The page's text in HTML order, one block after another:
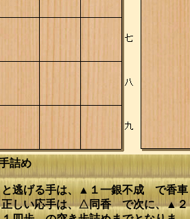
詰め
逃げる手は、▲１一銀不成 で香車
しい応手は、△同香 で次に、▲２